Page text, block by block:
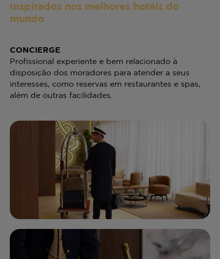
Inspirados nos melhores hotéis do
mundo
CONCIERGE
Profissional experiente e bem relacionado à
disposição dos moradores para atender a seus
interesses, como reservas em restaurantes e spas,
além de outras facilidades.